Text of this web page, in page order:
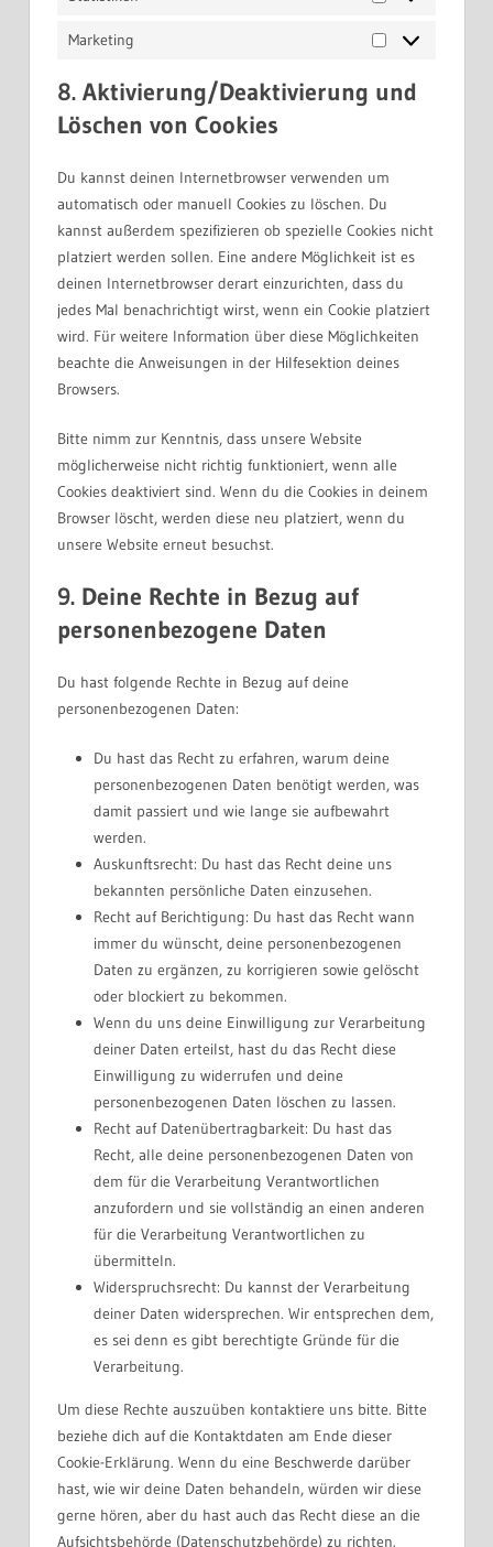
Statistiken
Marketing
Marketing
8. Aktivierung/Deaktivierung und
Löschen von Cookies
Du kannst deinen Internetbrowser verwenden um
automatisch oder manuell Cookies zu löschen. Du
kannst außerdem spezifizieren ob spezielle Cookies nicht
platziert werden sollen. Eine andere Möglichkeit ist es
deinen Internetbrowser derart einzurichten, dass du
jedes Mal benachrichtigt wirst, wenn ein Cookie platziert
wird. Für weitere Information über diese Möglichkeiten
beachte die Anweisungen in der Hilfesektion deines
Browsers.
Bitte nimm zur Kenntnis, dass unsere Website
möglicherweise nicht richtig funktioniert, wenn alle
Cookies deaktiviert sind. Wenn du die Cookies in deinem
Browser löscht, werden diese neu platziert, wenn du
unsere Website erneut besuchst.
9. Deine Rechte in Bezug auf
personenbezogene Daten
Du hast folgende Rechte in Bezug auf deine
personenbezogenen Daten:
Du hast das Recht zu erfahren, warum deine
personenbezogenen Daten benötigt werden, was
damit passiert und wie lange sie aufbewahrt
werden.
Auskunftsrecht: Du hast das Recht deine uns
bekannten persönliche Daten einzusehen.
Recht auf Berichtigung: Du hast das Recht wann
immer du wünscht, deine personenbezogenen
Daten zu ergänzen, zu korrigieren sowie gelöscht
oder blockiert zu bekommen.
Wenn du uns deine Einwilligung zur Verarbeitung
deiner Daten erteilst, hast du das Recht diese
Einwilligung zu widerrufen und deine
personenbezogenen Daten löschen zu lassen.
Recht auf Datenübertragbarkeit: Du hast das
Recht, alle deine personenbezogenen Daten von
dem für die Verarbeitung Verantwortlichen
anzufordern und sie vollständig an einen anderen
für die Verarbeitung Verantwortlichen zu
übermitteln.
Widerspruchsrecht: Du kannst der Verarbeitung
deiner Daten widersprechen. Wir entsprechen dem,
es sei denn es gibt berechtigte Gründe für die
Verarbeitung.
Um diese Rechte auszuüben kontaktiere uns bitte. Bitte
beziehe dich auf die Kontaktdaten am Ende dieser
Cookie-Erklärung. Wenn du eine Beschwerde darüber
hast, wie wir deine Daten behandeln, würden wir diese
gerne hören, aber du hast auch das Recht diese an die
Aufsichtsbehörde (Datenschutzbehörde) zu richten.